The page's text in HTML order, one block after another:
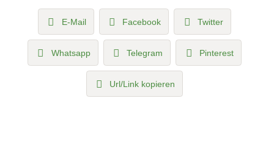
E-Mail Facebook Twitter
Whatsapp Telegram Pinterest
Url/Link kopieren